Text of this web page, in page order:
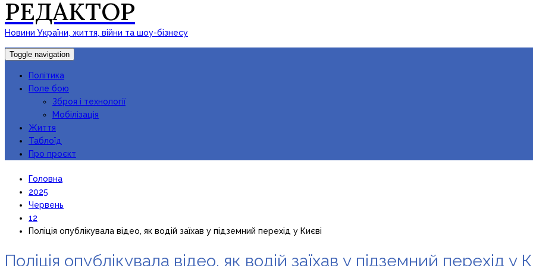
РЕДАКТОР
Новини України, життя, війни та шоу-бізнесу
Toggle navigation
Політика
Поле бою
Зброя і технології
Мобілізація
Життя
Таблоїд
Про проєкт
Головна
2025
Червень
12
Поліція опублікувала відео, як водій заїхав у підземний перехід у Києві
Поліція опублікувала відео, як водій заїхав у підземний перехід у